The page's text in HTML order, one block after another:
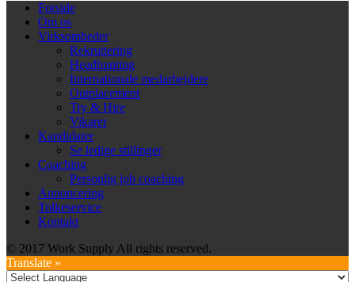
Forside
Om os
Virksomheder
Rekruttering
Headhunting
Internationale medarbejdere
Outplacement
Try & Hire
Vikarer
Kandidater
Se ledige stillinger
Coaching
Personlig job coaching
Annoncering
Tolkeservice
Kontakt
© 2017 Work Supply All rights reserved.
Translate »